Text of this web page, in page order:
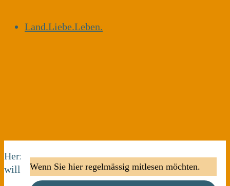
Land.Liebe.Leben.
Herzlich
willkommenWenn Sie hier regelmässig mitlesen möchten.